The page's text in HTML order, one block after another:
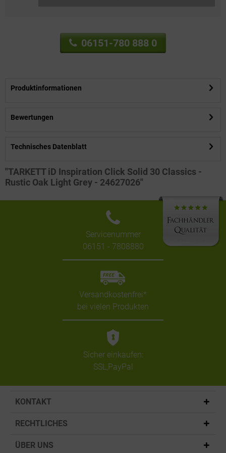
06151-780 888 0
Produktinformationen
Bewertungen
Technisches Datenblatt
"TARKETT iD Inspiration Click Solid 30 Classics -
Rustic Oak Light Grey - 24627026"
Servicenummer
06151 - 7808880
Versandkostenfrei*
bei vielen Produkten
Sicher einkaufen:
SSL,PayPal
KONTAKT
RECHTLICHES
ÜBER UNS